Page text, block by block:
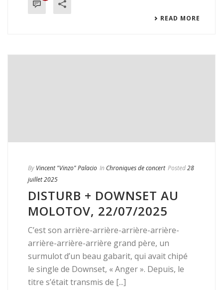
READ MORE
By Vincent "Vinzo" Palacio In Chroniques de concert Posted28
juillet 2025
DISTURB + DOWNSET AU
MOLOTOV, 22/07/2025
C’est son arrière-arrière-arrière-arrière-
arrière-arrière-arrière grand père, un
surmulot d’un beau gabarit, qui avait chipé
le single de Downset, « Anger ». Depuis, le
titre s’était transmis de [...]